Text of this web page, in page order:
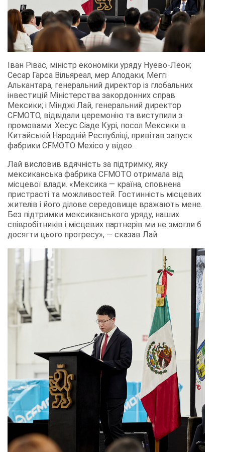
Іван Рівас, міністр економіки уряду Нуево-Леон;
Сесар Гарса Вільяреал, мер Аподаки; Меггі
Алькантара, генеральний директор із глобальних
інвестицій Міністерства закордонних справ
Мексики; і Мінджі Лай, генеральний директор
CFMOTO, відвідали церемонію та виступили з
промовами. Хесус Сіаде Курі, посол Мексики в
Китайській Народній Республіці, привітав запуск
фабрики CFMOTO Mexico у відео.
Лай висловив вдячність за підтримку, яку
мексиканська фабрика CFMOTO отримала від
місцевої влади. «Мексика — країна, сповнена
пристрасті та можливостей. Гостинність місцевих
жителів і його ділове середовище вражають мене.
Без підтримки мексиканського уряду, наших
співробітників і місцевих партнерів ми не змогли б
досягти цього прогресу», — сказав Лай.